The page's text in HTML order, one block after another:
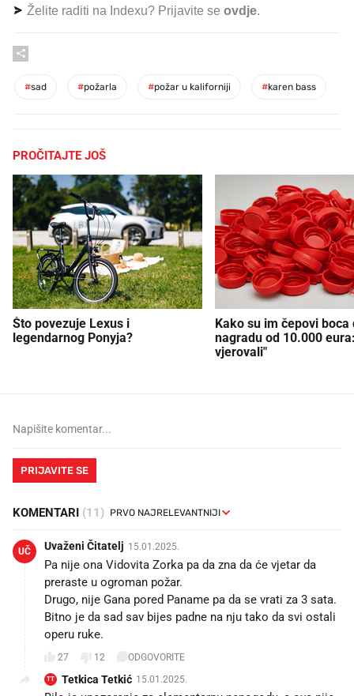
Želite raditi na Indexu? Prijavite se ovdje.
#sad #požarla #požar u kaliforniji #karen bass
PROČITAJTE JOŠ
Što povezuje Lexus i
legendarnog Ponyja?
Kako su im čepovi boca
nagradu od 10.000
vjerovali"
PRIJAVITE SE
KOMENTARI (11)
UČ Uvaženi Čitatelj 15.01.2025.
Pa nije ona Vidovita Zorka pa da zna da će vjetar da
preraste u ogroman požar.
Drugo, nije Gana pored Paname pa da se vrati za 3 sata.
Bitno je da sad sav bijes padne na nju tako da svi ostali
operu ruke.
27 12 ODGOVORITE
TT Tetkica Tetkić 15.01.2025.